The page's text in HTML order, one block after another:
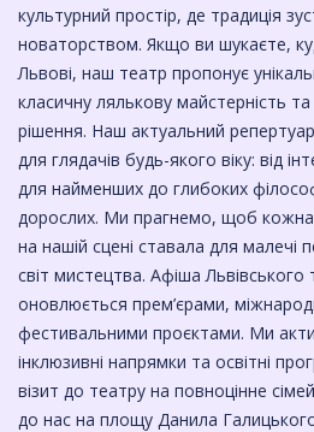
культурний простір, де традиція
новаторством. Якщо ви шукаєте,
Львові, наш театр пропонує
класичну лялькову майстерність та
рішення. ​Наш актуальний
для глядачів будь-якого віку: від
для найменших до глибоких
дорослих. Ми прагнемо, щоб кожна
на нашій сцені ставала для
світ мистецтва. ​Афіша Львівського
оновлюється прем’єрами,
фестивальними проєктами. Ми
інклюзивні напрямки та освітні
візит до театру на повноцінне
до нас на площу Данила